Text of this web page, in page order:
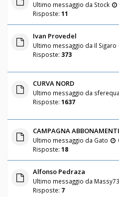
Ultimo messaggio da Stock
Risposte: 11
Ivan Provedel
Ultimo messaggio da Il Sigaro
Risposte: 373
CURVA NORD
Ultimo messaggio da
Risposte: 1637
CAMPAGNA
Ultimo messaggio da Gato
Risposte: 18
Alfonso Pedraza
Ultimo messaggio da Massy73
Risposte: 7